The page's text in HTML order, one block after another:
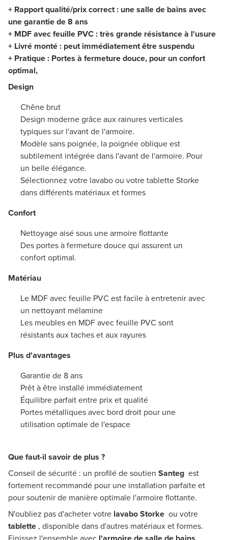
+ Rapport qualité/prix correct : une salle de bains avec
une garantie de 8 ans
+ MDF avec feuille PVC : très grande résistance à l'usure
+ Livré monté : peut immédiatement être suspendu
+ Pratique : Portes à fermeture douce, pour un confort
optimal,
Design
Chêne brut
Design moderne grâce aux rainures verticales
typiques sur l'avant de l'armoire.
Modèle sans poignée, la poignée oblique est
subtilement intégrée dans l'avant de l'armoire. Pour
un belle élégance.
Sélectionnez votre lavabo ou votre tablette Storke
dans différents matériaux et formes
Confort
Nettoyage aisé sous une armoire flottante
Des portes à fermeture douce qui assurent un
confort optimal.
Matériau
Le MDF avec feuille PVC est facile à entretenir avec
un nettoyant mélamine
Les meubles en MDF avec feuille PVC sont
résistants aux taches et aux rayures
Plus d'avantages
Garantie de 8 ans
Prêt à être installé immédiatement
Équilibre parfait entre prix et qualité
Portes métalliques avec bord droit pour une
utilisation optimale de l'espace
Que faut-il savoir de plus ?
Conseil de sécurité : un profilé de soutien Santeg est
fortement recommandé pour une installation parfaite et
pour soutenir de manière optimale l'armoire flottante.
N'oubliez pas d'acheter votre lavabo Storke ou votre
tablette , disponible dans d'autres matériaux et formes.